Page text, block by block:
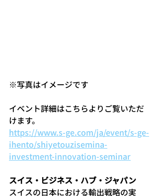
※写真はイメージです
イベント詳細はこちらよりご覧いただ
けます。
https://www.s-ge.com/ja/event/s-ge-
ihento/shiyetouzisemina-
investment-innovation-seminar
スイス・ビジネス・ハブ・ジャパン
スイスの日本における輸出戦略の実